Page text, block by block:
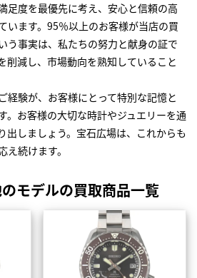
足度を最優先に考え、安心と信頼の高
います。95％以上のお客様が当店の買
う事実は、私たちの努力と献身の証で
削減し、市場動向を熟知していること
経験が、お客様にとって特別な記憶と
。お客様の大切な時計やジュエリーを通
出しましょう。宝石広場は、これからも
続けます。
モデルの買取商品一覧